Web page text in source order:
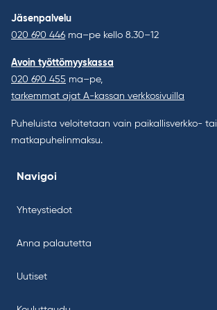
Jäsenpalvelu
020 690 446 ma–pe kello 8.30–12
Avoin työttömyyskassa
020 690 455 ma–pe,
tarkemmat ajat A-kassan verkkosivuilla
Puheluista veloitetaan vain paikallisverkko- tai
matkapuhelinmaksu.
Navigoi
Yhteystiedot
Anna palautetta
Uutiset